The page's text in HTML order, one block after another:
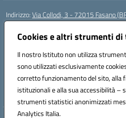
Cookies e altri strumenti di
Il nostro Istituto non utilizza
sono utilizzati esclusivamente
corretto funzionamento del sito, alla
istituzionali e alla sua accessibilità –
strumenti statistici anonimizzati
Analytics Italia.
Indirizzo:Via Collodi, 3 - 72015 Fasano
Centralino:
Posta elettronica certificata (PEC):
Codice fiscale: 90059320748
Codice meccanografico:BRIC839004
Codice Indice delle Pubbliche
Codice unico di fatturazione (CUF): MIL3BD